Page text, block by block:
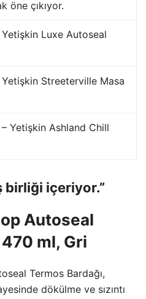
öne çıkıyor.
Luxe Autoseal
Streeterville Masa
Yetişkin Ashland Chill
birliği içeriyor.”
Autoseal
ml, Gri
Termos Bardağı,
dökülme ve sızıntı